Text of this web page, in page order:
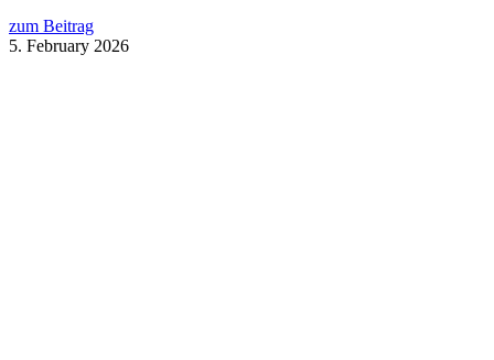
zum Beitrag
5. February 2026